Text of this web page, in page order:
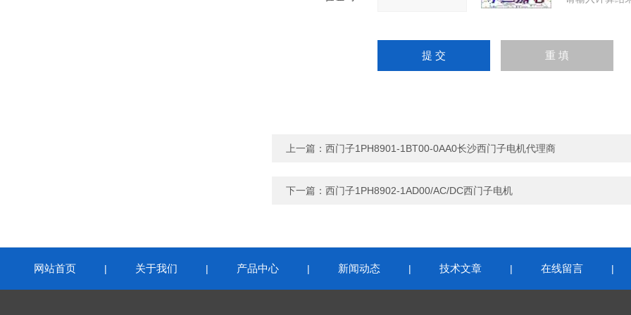
上一篇： 西门子1PH8901-1BT00-0AA0长沙西门子电机代理商
下一篇： 西门子1PH8902-1AD00/AC/DC西门子电机
网站首页 | 关于我们 | 产品中心 | 新闻动态 | 技术文章 | 在线留言 |